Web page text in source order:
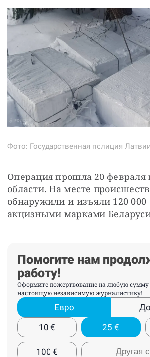
Фото: Государственная полиция Латвии
Операция прошла 20 февраля
области. На месте
обнаружили и изъяли 120 000
акцизными марками
Помогите нам
работу!
Оформите пожертвование на любую сумму
настоящую независимую журналистику!
Евро
10 € 25 €
100 €